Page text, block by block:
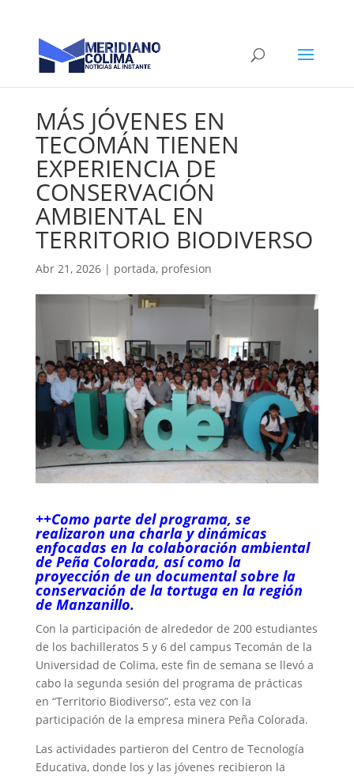
MÁS JÓVENES EN
TECOMÁN TIENEN
EXPERIENCIA DE
CONSERVACIÓN
AMBIENTAL EN
TERRITORIO BIODIVERSO
Abr 21, 2026| portada, profesion
++Como parte del programa, se
realizaron una charla y dinámicas
enfocadas en la colaboración ambiental
de Peña Colorada, así como la
proyección de un documental sobre la
conservación de la tortuga en la región
de Manzanillo.
Con la participación de alrededor de 200 estudiantes
de los bachilleratos 5 y 6 del campus Tecomán de la
Universidad de Colima, este fin de semana se llevó a
cabo la segunda sesión del programa de prácticas
en “Territorio Biodiverso”, esta vez con la
participación de la empresa minera Peña Colorada.
Las actividades partieron del Centro de Tecnología
Educativa, donde los y las jóvenes recibieron la